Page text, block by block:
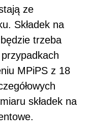
ze
Składek na
trzeba
MPiPS z 18
składek na